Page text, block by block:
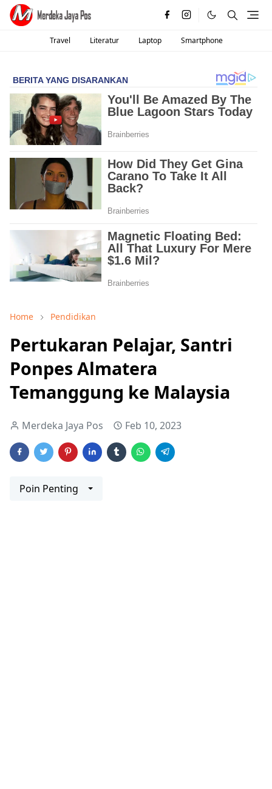
Travel Literatur Laptop Smartphone
Home Pendidikan
Pertukaran Pelajar, Santri
Ponpes Almatera
Temanggung ke Malaysia
Merdeka Jaya Pos Feb 10, 2023
Poin Penting